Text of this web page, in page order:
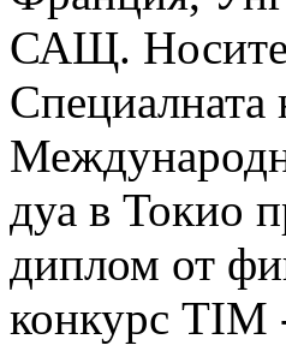
САЩ.
Специалната
дуа в Токио
диплом от
конкурс TIM